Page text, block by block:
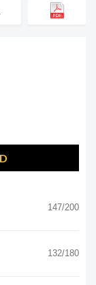
147/200
132/180